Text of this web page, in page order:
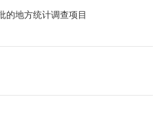
的地方统计调查项目